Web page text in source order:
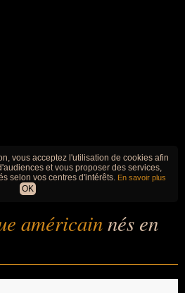
vous acceptez l'utilisation de cookies afin
et vous proposer des services,
selon vos centres d'intérêts. En savoir plus
OK
américainnés en